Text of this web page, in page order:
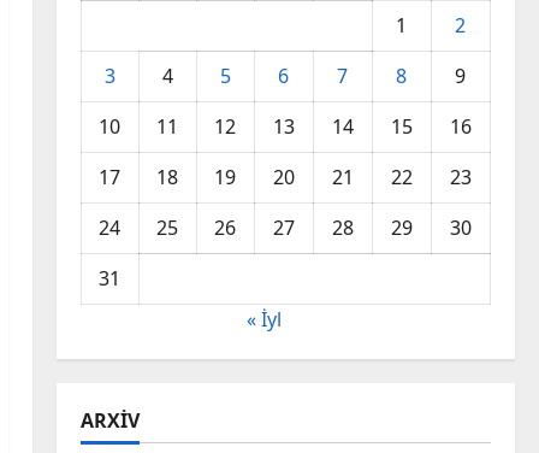
1
2
3
4 5 6 7 8
9
10
11 12 13 14 15
16
17
18 19 20 21 22
23
24
25 26 27 28 29
30
31
« İyl
ARXIV